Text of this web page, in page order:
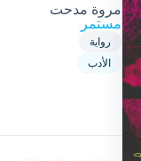
مروة مدحت
مستمر
رواية
الأدب